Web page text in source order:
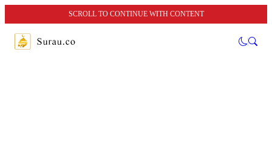
SCROLL TO CONTINUE WITH CONTENT